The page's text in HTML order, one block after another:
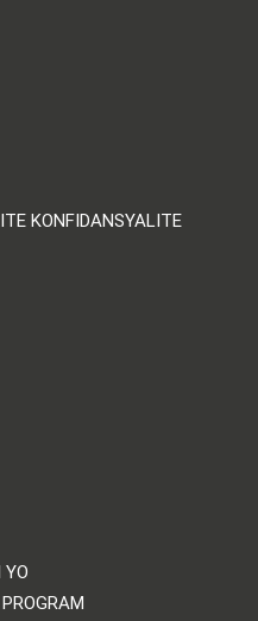
KONFIDANSYALITE
YO